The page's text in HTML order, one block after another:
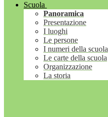
Scuola
Panoramica
Presentazione
I luoghi
Le persone
I numeri della scuola
Le carte della scuola
Organizzazione
La storia